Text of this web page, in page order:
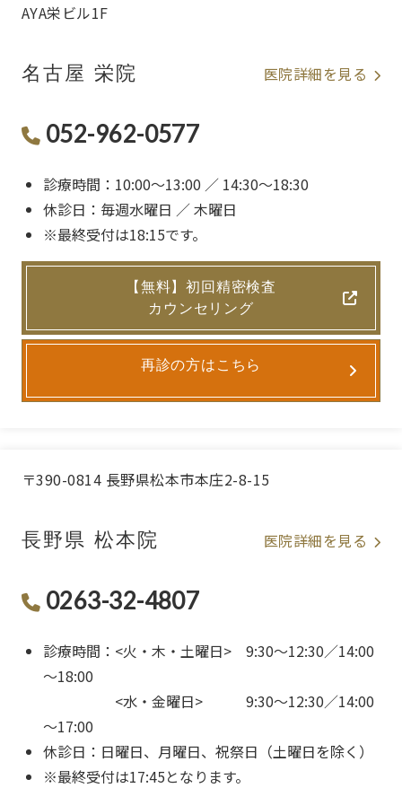
AYA栄ビル1F
名古屋 栄院 医院詳細を見る
052-962-0577
診療時間：10:00〜13:00 ／ 14:30〜18:30
休診日：毎週水曜日 ／ 木曜日
※最終受付は18:15です。
【無料】初回精密検査
カウンセリング
再診の方はこちら
〒390-0814 長野県松本市本庄2-8-15
長野県 松本院 医院詳細を見る
0263-32-4807
診療時間：<火・木・土曜日> 9:30～12:30／14:00
～18:00
<水・金曜日> 9:30～12:30／14:00
～17:00
休診日：日曜日、月曜日、祝祭日（土曜日を除く）
※最終受付は17:45となります。